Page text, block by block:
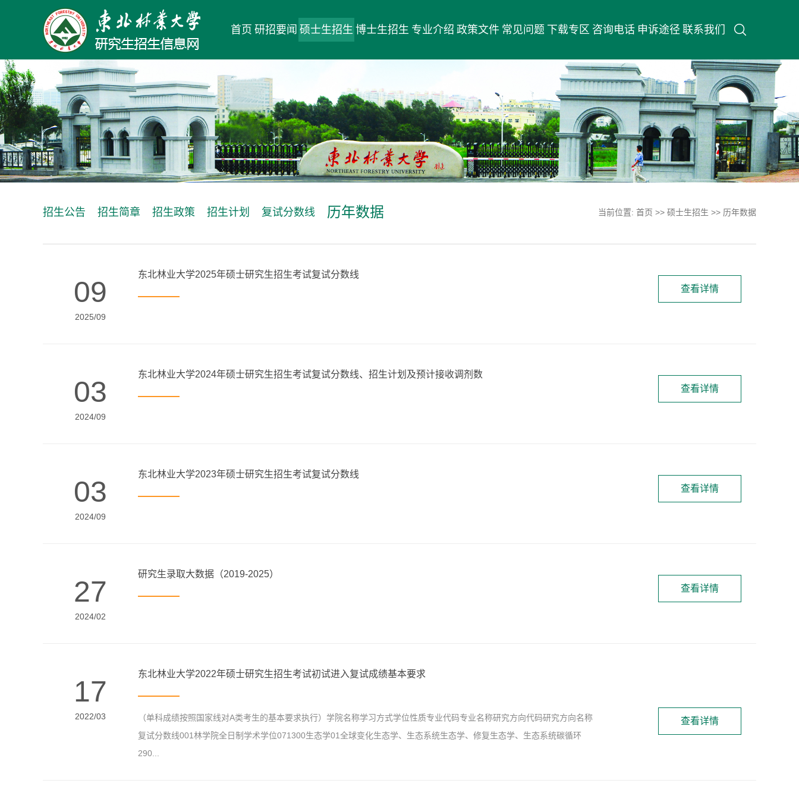
首页 研招要闻 硕士生招生 博士生招生 专业介绍 政策文件 常见问题 下载专区 咨询电话 申诉途径 联系我们
招生公告 招生简章 招生政策 招生计划 复试分数线 历年数据 当前位置: 首页 >> 硕士生招生 >> 历年数据
09
2025/09
东北林业大学2025年硕士研究生招生考试复试分数线
查看详情
03
2024/09
东北林业大学2024年硕士研究生招生考试复试分数线、招生计划及预计接收调剂数
查看详情
03
2024/09
东北林业大学2023年硕士研究生招生考试复试分数线
查看详情
27
2024/02
研究生录取大数据（2019-2025）
查看详情
17
2022/03
东北林业大学2022年硕士研究生招生考试初试进入复试成绩基本要求
（单科成绩按照国家线对A类考生的基本要求执行）学院名称学习方式学位性质专业代码专业名称研究方向代码研究方向名称
复试分数线001林学院全日制学术学位071300生态学01全球变化生态学、生态系统生态学、修复生态学、生态系统碳循环
290...
查看详情